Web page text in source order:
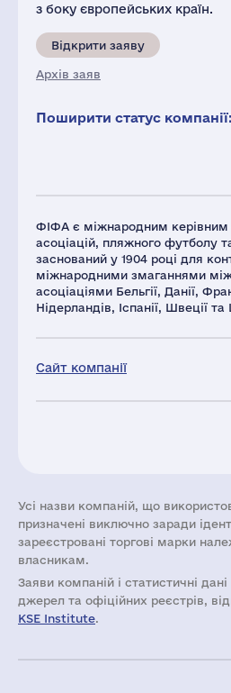
ФІФА є міжнародним керівним
асоціацій, пляжного футболу
заснований у 1904 році для
міжнародними змаганнями
асоціаціями Бельгії, Данії,
Нідерландів, Іспанії, Швеції
Сайт компанії
з боку європейських країн.
Відкрити заяву
Архів заяв
Поширити статус компанії:
Усі назви компаній, що
призначені виключно заради
зареєстровані торгові марки
власникам.
Заяви компаній i статистичні дані
джерел та офіційних реєстрів,
KSE Institute.